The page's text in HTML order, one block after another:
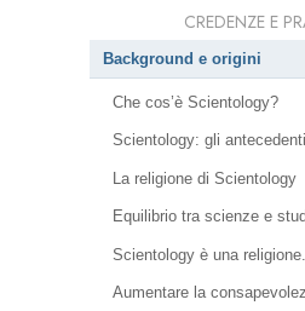
CREDENZE E
Background e origini
Che cos’è Scientology?
Scientology: gli
La religione di Scientology
Equilibrio tra scienze e
Scientology è una religione.
Aumentare la